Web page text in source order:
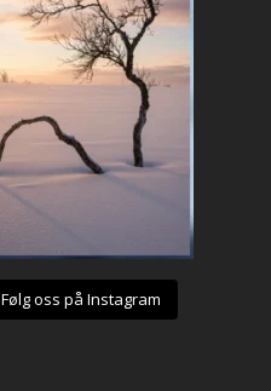
Følg oss på Instagram